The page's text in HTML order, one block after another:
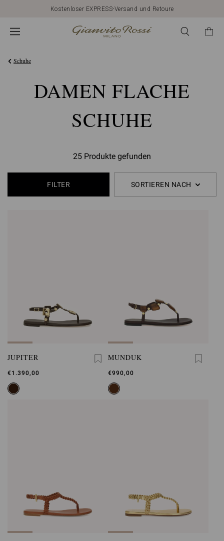
Kostenloser EXPRESS-Versand und Retoure
Schuhe
DAMEN FLACHE
SCHUHE
25 Produkte gefunden
FILTER SORTIEREN NACH
JUPITER
€1.390,00
MUNDUK
€990,00